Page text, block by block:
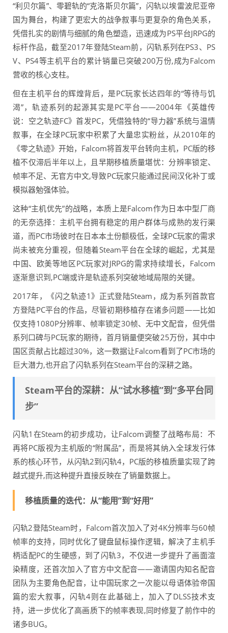
“利贝尔篇”、零碧轨的“克洛斯贝尔篇”，闪轨以埃雷波尼亚帝
国为舞台，构建了更宏大的战争叙事与更复杂的角色关系，
凭借扎实的剧情与细腻的角色塑造，迅速成为PS平台JRPG的
标杆作品，截至2017年登陆Steam前，闪轨系列在PS3、PS
V、PS4等主机平台的累计销量已突破200万份,成为Falcom
营收的核心支柱。
但在主机平台的辉煌背后，是PC玩家长达四年的“等待与饥
渴”，轨迹系列的起源其实是PC平台——2004年《英雄传
说：空之轨迹FC》首发PC，凭借独特的“导力器”系统与温情
叙事，在全球PC玩家中积累了大量忠实粉丝，从2010年的
《零之轨迹》开始，Falcom将首发平台转向主机，PC版的移
植不仅滞后半年以上，且早期移植质量堪忧：分辨率锁定、
帧率不足、无官方中文,导致PC玩家只能通过民间汉化补丁或
模拟器勉强体验。
这种“主机优先”的战略，本质上是Falcom作为日本中型厂商
的无奈选择：主机平台拥有稳定的用户群体与成熟的发行渠
道，而PC市场彼时在日本本土份额极低，全球PC玩家的需求
尚未被充分重视，但随着Steam平台在全球的崛起，尤其是
中国、欧美等地区PC玩家对JRPG的需求持续增长，Falcom
逐渐意识到,PC端或许是轨迹系列突破地域局限的关键。
2017年，《闪之轨迹1》正式登陆Steam，成为系列首款官
方登陆PC平台的作品，尽管初期移植存在诸多问题——比如
仅支持1080P分辨率、帧率锁定30帧、无中文配音，但凭借
系列口碑与PC玩家的期待，首月销量便突破25万份，其中中
国区贡献占比超过30%，这一数据让Falcom看到了PC市场的
巨大潜力,也开启了闪轨系列在Steam平台的深耕之路。
Steam平台的深耕：从“试水移植”到“多平台同
步”
闪轨1在Steam的初步成功，让Falcom调整了战略布局：不
再将PC版视为主机版的“附属品”，而是将其纳入全球发行体
系的核心环节，从闪轨2到闪轨4，PC版的移植质量实现了跨
越式提升,而这种提升直接反映在了销量数据上。
移植质量的迭代：从“能用”到“好用”
闪轨2登陆Steam时，Falcom首次加入了对4K分辨率与60帧
帧率的支持，同时优化了键盘鼠标操作逻辑，解决了主机手
柄适配PC的生硬感，到了闪轨3，不仅进一步提升了画面渲
染精度，还首次加入了官方中文配音——邀请国内知名配音
团队为主要角色配音，让中国玩家之一次能以母语体验帝国
篇的宏大叙事，闪轨4则在此基础上，加入了DLSS技术支
持，进一步优化了高画质下的帧率表现,同时修复了前作中的
诸多BUG。